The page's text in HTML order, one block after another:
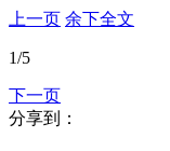
上一页 余下全文
1/5
下一页
分享到：